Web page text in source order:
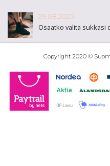
29.08.2025
Osaatko valita sukkasi
Copyright 2020 ©